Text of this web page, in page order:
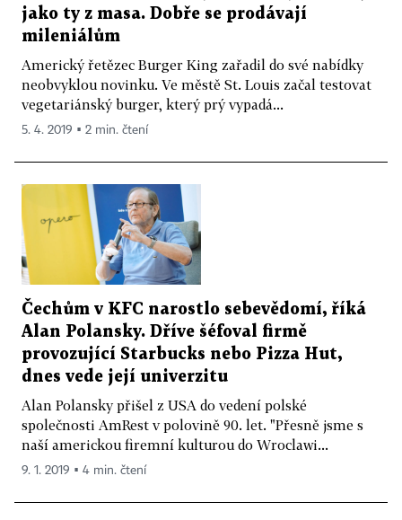
jako ty z masa. Dobře se prodávají
mileniálům
Americký řetězec Burger King zařadil do své nabídky
neobvyklou novinku. Ve městě St. Louis začal testovat
vegetariánský burger, který prý vypadá...
5. 4. 2019 ▪ 2 min. čtení
Čechům v KFC narostlo sebevědomí, říká
Alan Polansky. Dříve šéfoval firmě
provozující Starbucks nebo Pizza Hut,
dnes vede její univerzitu
Alan Polansky přišel z USA do vedení polské
společnosti AmRest v polovině 90. let. "Přesně jsme s
naší americkou firemní kulturou do Wroclawi...
9. 1. 2019 ▪ 4 min. čtení